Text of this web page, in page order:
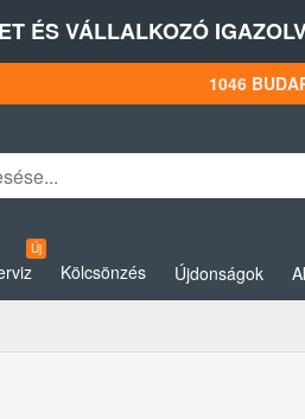
ÉS VÁLLALKOZÓ
1046
Új
Kölcsönzés Újdonságok